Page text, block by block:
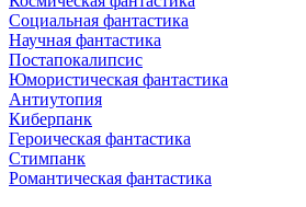
Социальная фантастика
Научная фантастика
Постапокалипсис
Юмористическая фантастика
Антиутопия
Киберпанк
Героическая фантастика
Стимпанк
Романтическая фантастика